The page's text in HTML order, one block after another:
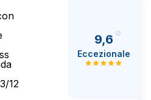
12
9,6
Eccezionale